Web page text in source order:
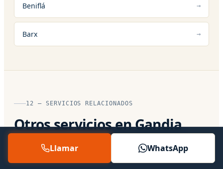
Beniflá
Barx
12 — SERVICIOS RELACIONADOS
Otros servicios en Gandia
Llamar WhatsApp